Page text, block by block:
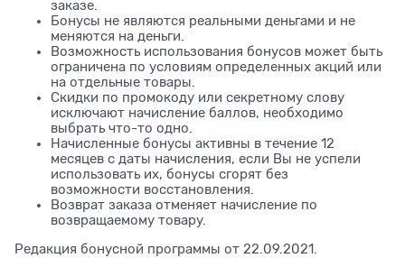
заказе.
Бонусы не являются реальными деньгами и не
меняются на деньги.
Возможность использования бонусов может быть
ограничена по условиям определенных акций или
на отдельные товары.
Скидки по промокоду или секретному слову
исключают начисление баллов, необходимо
выбрать что-то одно.
Начисленные бонусы активны в течение 12
месяцев с даты начисления, если Вы не успели
использовать их, бонусы сгорят без
возможности восстановления.
Возврат заказа отменяет начисление по
возвращаемому товару.
Редакция бонусной программы от 22.09.2021.